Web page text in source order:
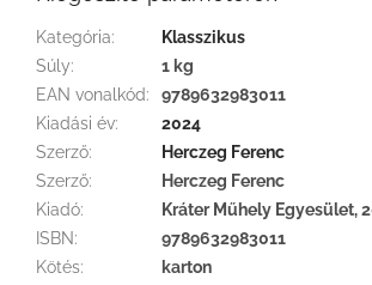
Kategória:
Klasszikus
Súly:
1 kg
EAN vonalkód:
9789632983011
Kiadási év:
2024
Szerző:
Herczeg Ferenc
Szerző:
Herczeg Ferenc
Kiadó:
Kráter Műhely Egyesület,
ISBN:
9789632983011
Kötés:
karton